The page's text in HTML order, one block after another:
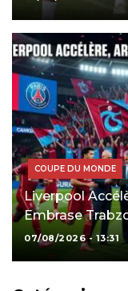
COUPE DU MONDE
Liverpool
Embrase
07/08/2026 - 13:31